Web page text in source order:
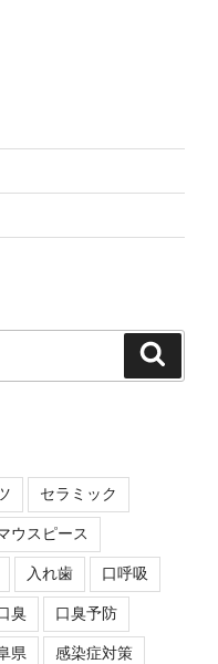
セラミック
ウスピース
入れ歯 口呼吸
臭 口臭予防
県 感染症対策